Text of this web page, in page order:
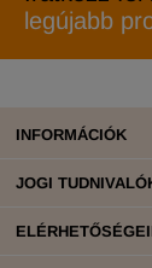
legújabb
INFORMÁCIÓK
JOGI